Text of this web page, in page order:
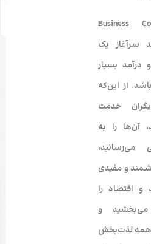
Business
سرآغاز یک
بسیار
از این‌که
خدمت
آن‌ها را به
می‌رسانید،
و مفیدی
و اقتصاد را
می‌بخشید و
همه لذت‌بخش